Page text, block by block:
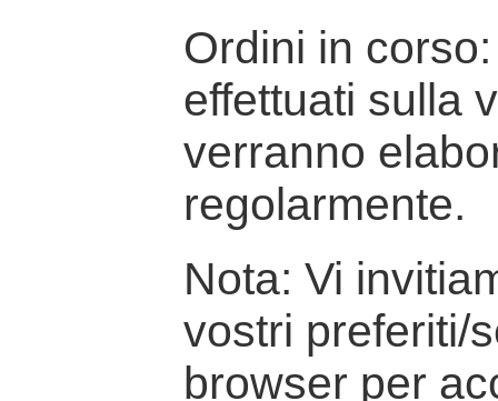
Ordini in
effettuati sulla
verranno
regolarmente.
Nota: Vi
vostri preferiti/
browser per